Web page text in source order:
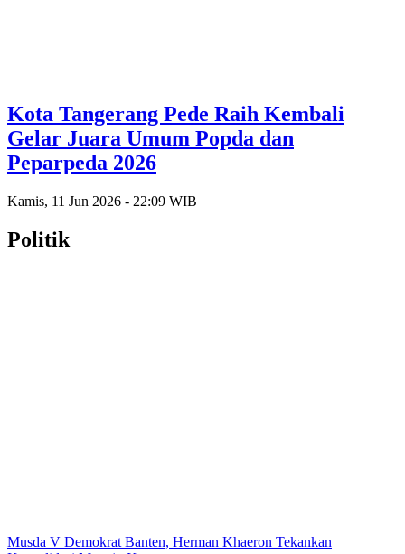
Kota Tangerang Pede Raih Kembali
Gelar Juara Umum Popda dan
Peparpeda 2026
Kamis, 11 Jun 2026 - 22:09 WIB
Politik
Musda V Demokrat Banten, Herman Khaeron Tekankan